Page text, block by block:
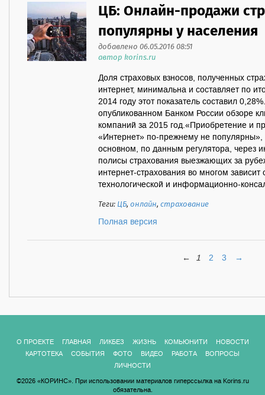
ЦБ: Онлайн-продажи
популярны у населения
добавлено 06.05.2016 08:51
автор korins.ru
Доля страховых взносов, полученных
интернет, минимальна и составляет по
2014 году этот показатель составил
опубликованном Банком России обзоре
компаний за 2015 год.«Приобретение и
«Интернет» по-прежнему не
основном, по данным регулятора, через
полисы страхования выезжающих за
интернет-страхования во многом
технологической и информационно-
Теги:ЦБ,онлайн,страхование
Полная версия
← 1 2 3 →
О ПРОЕКТЕ ГЛАВНАЯ ЛИКБЕЗ ЖИЗНЬ КОМЬЮНИТИ
НОВОСТИ
КАРТОТЕКА
СОБЫТИЯ ФОТО ВИДЕО РАБОТА
ВОПРОСЫ
ЛИЧНОСТИ
©2026 «КОРИНС». При использовании материалов гиперссылка на Korins.ru
обязательна.